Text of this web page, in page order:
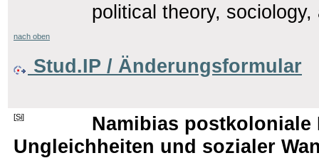
political theory,
nach oben
Stud.IP / Änderungsformular
[Si]
Namibias
Ungleichheiten und sozialer